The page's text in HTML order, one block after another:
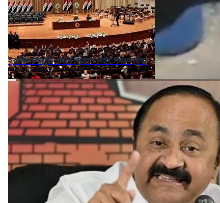
ইরাকি পার্লামেন্ট ভবনে প্রবেশ করল সদরপন্থীরা